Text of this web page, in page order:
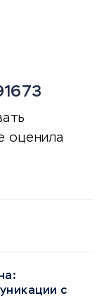
оценила
с